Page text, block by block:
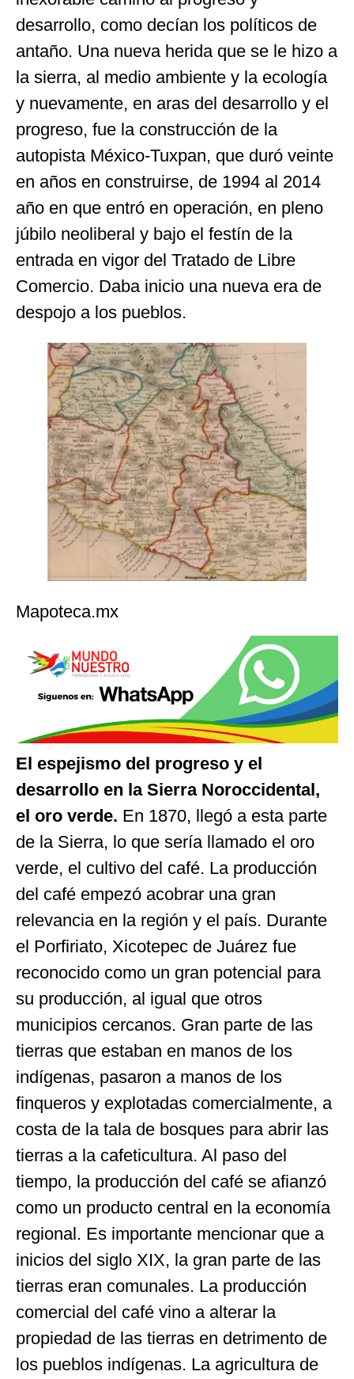
desarrollo, como decían los políticos de
antaño. Una nueva herida que se le hizo a
la sierra, al medio ambiente y la ecología
y nuevamente, en aras del desarrollo y el
progreso, fue la construcción de la
autopista México-Tuxpan, que duró veinte
en años en construirse, de 1994 al 2014
año en que entró en operación, en pleno
júbilo neoliberal y bajo el festín de la
entrada en vigor del Tratado de Libre
Comercio. Daba inicio una nueva era de
despojo a los pueblos.
Mapoteca.mx
El espejismo del progreso y el
desarrollo en la Sierra Noroccidental,
el oro verde. En 1870, llegó a esta parte
de la Sierra, lo que sería llamado el oro
verde, el cultivo del café. La producción
del café empezó acobrar una gran
relevancia en la región y el país. Durante
el Porfiriato, Xicotepec de Juárez fue
reconocido como un gran potencial para
su producción, al igual que otros
municipios cercanos. Gran parte de las
tierras que estaban en manos de los
indígenas, pasaron a manos de los
finqueros y explotadas comercialmente, a
costa de la tala de bosques para abrir las
tierras a la cafeticultura. Al paso del
tiempo, la producción del café se afianzó
como un producto central en la economía
regional. Es importante mencionar que a
inicios del siglo XIX, la gran parte de las
tierras eran comunales. La producción
comercial del café vino a alterar la
propiedad de las tierras en detrimento de
los pueblos indígenas. La agricultura de